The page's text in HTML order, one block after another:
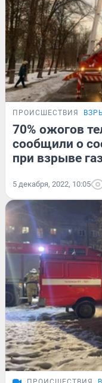
ПРОИСШЕСТВИЯ
70% ожогов
сообщили о
при взрыве
5 декабря, 2022, 10:05